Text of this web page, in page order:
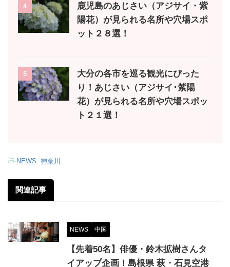
4
鹿児島のあじさい（アジサイ・紫
陽花）が見られる名所や穴場スポ
ット２８選！
5
大分の各市を巡る観光にぴった
り！あじさい（アジサイ･紫陽
花）が見られる名所や穴場スポッ
ト２１選！
-NEWS 神奈川
関連記事
NEWS 中国
【先着50名】俳優・鈴木拡樹さんタ
イアップ企画！島根県 萩・石見空港